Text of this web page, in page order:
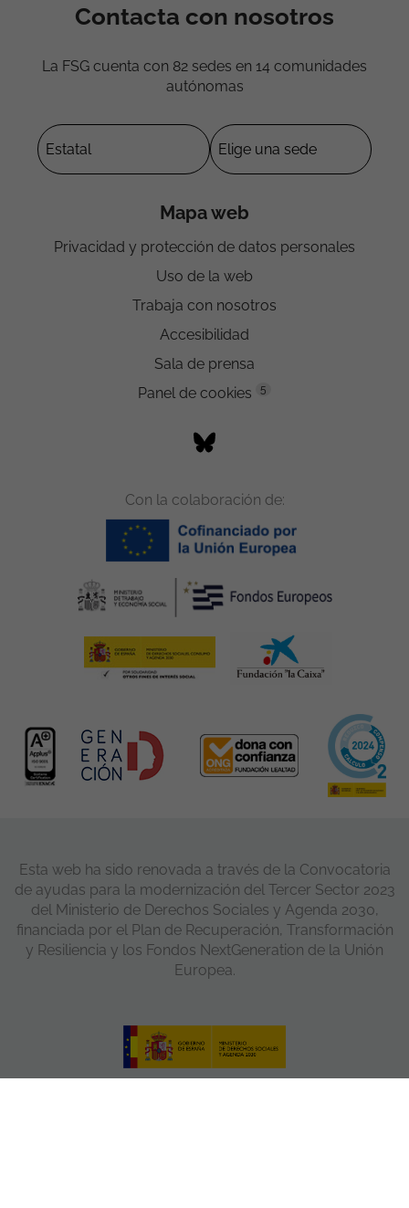
Contacta con nosotros
La FSG cuenta con 82 sedes en 14 comunidades
autónomas
Mapa web
Privacidad y protección de datos personales
Uso de la web
Trabaja con nosotros
Accesibilidad
Sala de prensa
Panel de cookies
5
Con la colaboración de:
Esta web ha sido renovada a través de la Convocatoria
de ayudas para la modernización del Tercer Sector 2023
del Ministerio de Derechos Sociales y Agenda 2030,
financiada por el Plan de Recuperación, Transformación
y Resiliencia y los Fondos NextGeneration de la Unión
Europea.